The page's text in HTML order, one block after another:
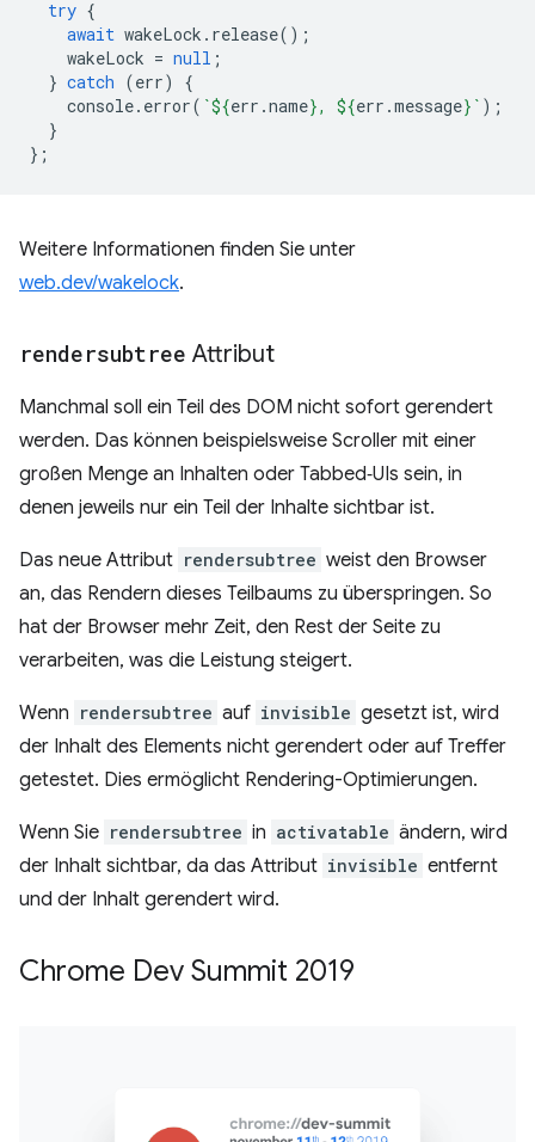
try {
await wakeLock . release();
wakeLock = null ;
} catch (err)
{
console. error( `${err .name}, ${err .message} ` );
}
};
Weitere Informationen finden Sie unter
web.dev/wakelock.
rendersubtree Attribut
Manchmal soll ein Teil des DOM nicht sofort gerendert
werden. Das können beispielsweise Scroller mit einer
großen Menge an Inhalten oder Tabbed‑UIs sein, in
denen jeweils nur ein Teil der Inhalte sichtbar ist.
Das neue Attribut rendersubtree weist den Browser
an, das Rendern dieses Teilbaums zu überspringen. So
hat der Browser mehr Zeit, den Rest der Seite zu
verarbeiten, was die Leistung steigert.
Wenn rendersubtree auf invisible gesetzt ist, wird
der Inhalt des Elements nicht gerendert oder auf Treffer
getestet. Dies ermöglicht Rendering-Optimierungen.
Wenn Sie rendersubtree in activatable ändern, wird
der Inhalt sichtbar, da das Attribut invisible entfernt
und der Inhalt gerendert wird.
Chrome Dev Summit 2019